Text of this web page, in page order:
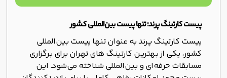
پیست کارتینگ پرند؛ تنها پیست بین‌المللی کشور
پیست کارتینگ پرند به عنوان تنها پیست بین‌المللی
کشور، یکی از بهترین کارتینگ های تهران برای برگزاری
مسابقات حرفه‌ای و بین‌المللی شناخته می‌شود. این